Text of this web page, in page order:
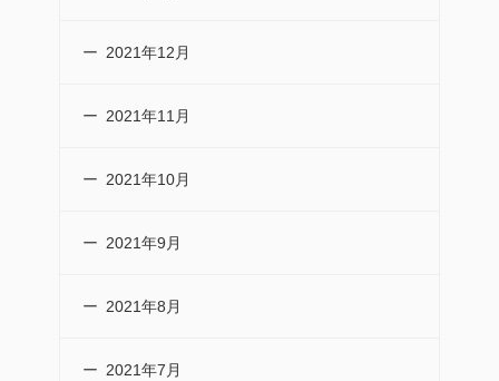
2021年12月
2021年11月
2021年10月
2021年9月
2021年8月
2021年7月